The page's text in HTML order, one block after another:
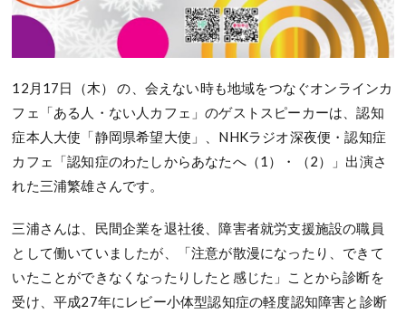
12月17日（木） の、会えない時も地域をつなぐオンラインカ
フェ「ある人・ない人カフェ」のゲストスピーカーは、認知
症本人大使「静岡県希望大使」、NHKラジオ深夜便・認知症
カフェ「認知症のわたしからあなたへ（1）・（2）」出演さ
れた三浦繁雄さんです。
三浦さんは、民間企業を退社後、障害者就労支援施設の職員
として働いていましたが、「注意が散漫になったり、できて
いたことができなくなったりしたと感じた」ことから診断を
受け、平成27年にレビー小体型認知症の軽度認知障害と診断